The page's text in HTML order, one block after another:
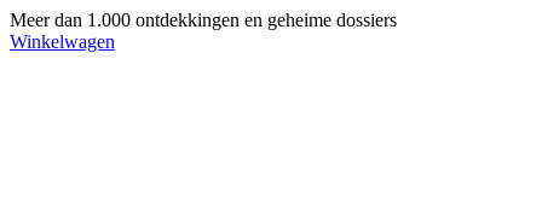
Meer dan 1.000 ontdekkingen en geheime dossiers
Winkelwagen